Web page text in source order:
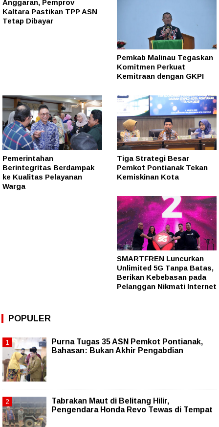
Anggaran, Pemprov
Kaltara Pastikan TPP ASN
Tetap Dibayar
Pemkab Malinau Tegaskan
Komitmen Perkuat
Kemitraan dengan GKPI
Pemerintahan
Berintegritas Berdampak
ke Kualitas Pelayanan
Warga
Tiga Strategi Besar
Pemkot Pontianak Tekan
Kemiskinan Kota
SMARTFREN Luncurkan
Unlimited 5G Tanpa Batas,
Berikan Kebebasan pada
Pelanggan Nikmati Internet
POPULER
Purna Tugas 35 ASN Pemkot Pontianak,
Bahasan: Bukan Akhir Pengabdian
Tabrakan Maut di Belitang Hilir,
Pengendara Honda Revo Tewas di Tempat